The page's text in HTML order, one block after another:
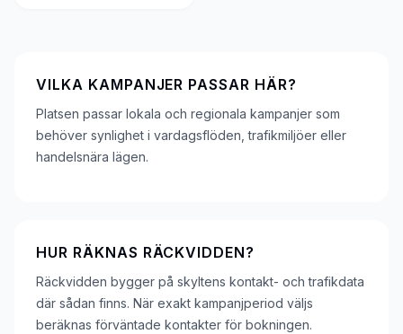
VILKA KAMPANJER PASSAR HÄR?
Platsen passar lokala och regionala kampanjer som
behöver synlighet i vardagsflöden, trafikmiljöer eller
handelsnära lägen.
HUR RÄKNAS RÄCKVIDDEN?
Räckvidden bygger på skyltens kontakt- och trafikdata
där sådan finns. När exakt kampanjperiod väljs
beräknas förväntade kontakter för bokningen.